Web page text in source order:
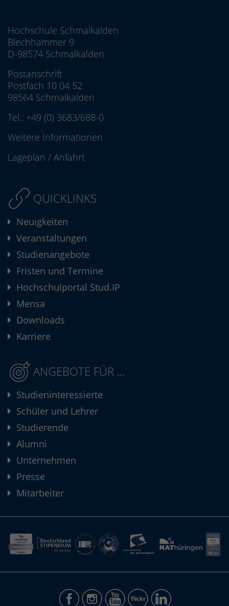
Hochschule Schmalkalden
Blechhammer 9
D-98574 Schmalkalden
Postanschrift
Postfach 10 04 52
98564 Schmalkalden
Tel.: +49 (0) 3683/688-0
Weitere Informationen
Lageplan / Anfahrt
QUICKLINKS
Neuigkeiten
Veranstaltungen
Studienangebote
Fristen und Termine
Hochschulportal Stud.IP
Mensa
Downloads
Karriere
ANGEBOTE FÜR ...
Studieninteressierte
Schüler und Lehrer
Studierende
Alumni
Unternehmen
Presse
Mitarbeiter